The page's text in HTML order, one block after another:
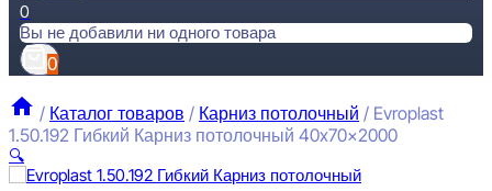
0
Вы не добавили ни одного товара
0
/ Каталог товаров / Карниз потолочный / Evroplast
1.50.192 Гибкий Карниз потолочный 40x70x2000
🔍